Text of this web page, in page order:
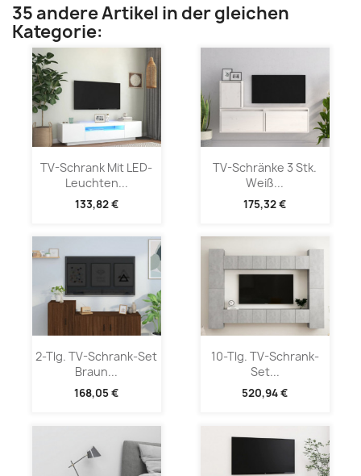
35 andere Artikel in der gleichen
Kategorie:
TV-Schrank Mit LED-
Leuchten...
133,82 €
TV-Schränke 3 Stk.
Weiß...
175,32 €
2-Tlg. TV-Schrank-Set
Braun...
168,05 €
10-Tlg. TV-Schrank-
Set...
520,94 €